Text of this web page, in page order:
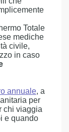
Totale
mediche
civile,
in caso
annuale, a
per
chi viaggia
e quando